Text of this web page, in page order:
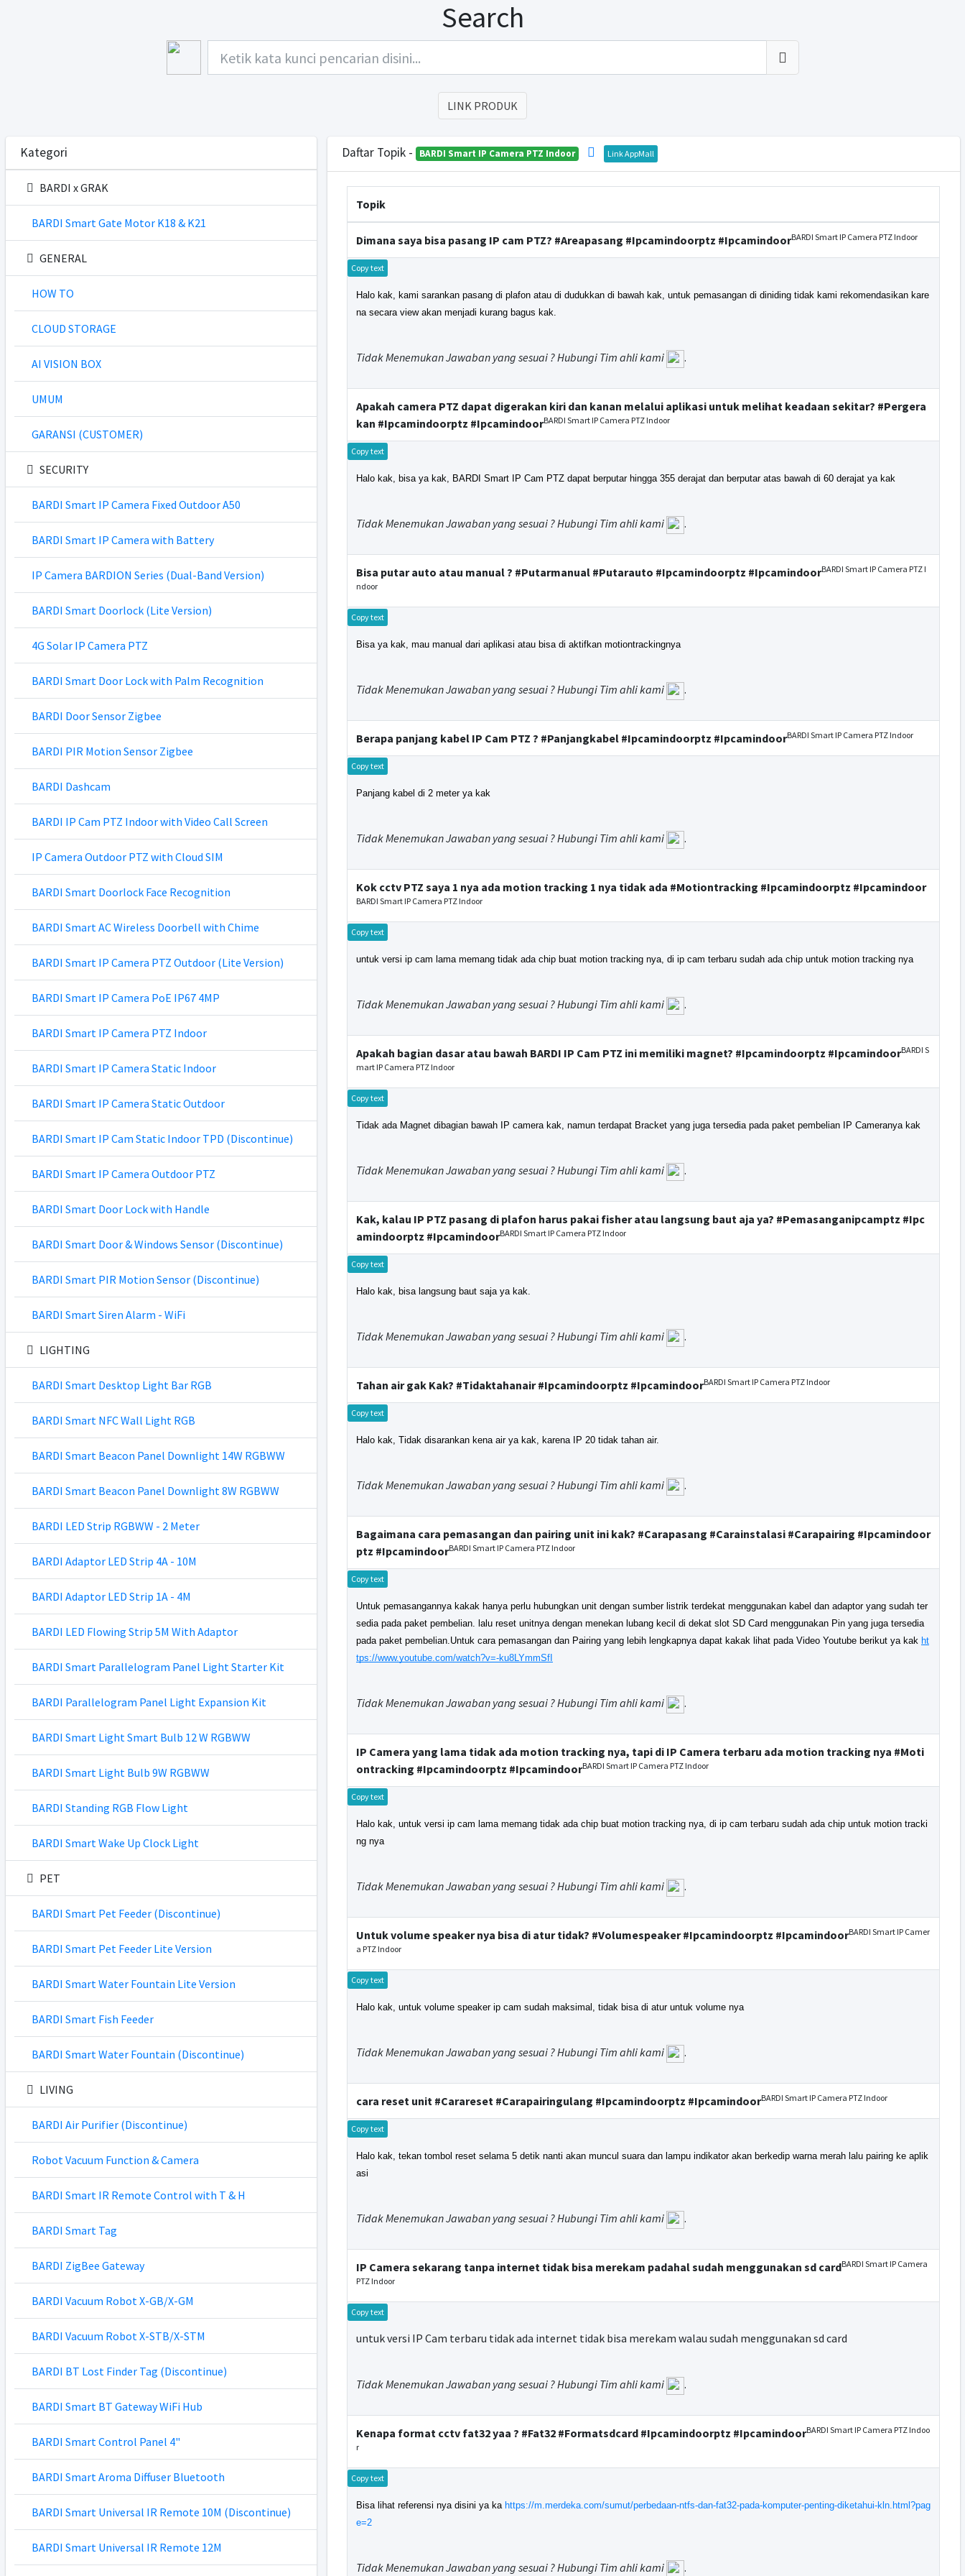
Search
LINK PRODUK
Kategori
BARDI x GRAK
BARDI Smart Gate Motor K18 & K21
GENERAL
HOW TO
CLOUD STORAGE
AI VISION BOX
UMUM
GARANSI (CUSTOMER)
SECURITY
BARDI Smart IP Camera Fixed Outdoor A50
BARDI Smart IP Camera with Battery
IP Camera BARDION Series (Dual-Band Version)
BARDI Smart Doorlock (Lite Version)
4G Solar IP Camera PTZ
BARDI Smart Door Lock with Palm Recognition
BARDI Door Sensor Zigbee
BARDI PIR Motion Sensor Zigbee
BARDI Dashcam
BARDI IP Cam PTZ Indoor with Video Call Screen
IP Camera Outdoor PTZ with Cloud SIM
BARDI Smart Doorlock Face Recognition
BARDI Smart AC Wireless Doorbell with Chime
BARDI Smart IP Camera PTZ Outdoor (Lite Version)
BARDI Smart IP Camera PoE IP67 4MP
BARDI Smart IP Camera PTZ Indoor
BARDI Smart IP Camera Static Indoor
BARDI Smart IP Camera Static Outdoor
BARDI Smart IP Cam Static Indoor TPD (Discontinue)
BARDI Smart IP Camera Outdoor PTZ
BARDI Smart Door Lock with Handle
BARDI Smart Door & Windows Sensor (Discontinue)
BARDI Smart PIR Motion Sensor (Discontinue)
BARDI Smart Siren Alarm - WiFi
LIGHTING
BARDI Smart Desktop Light Bar RGB
BARDI Smart NFC Wall Light RGB
BARDI Smart Beacon Panel Downlight 14W RGBWW
BARDI Smart Beacon Panel Downlight 8W RGBWW
BARDI LED Strip RGBWW - 2 Meter
BARDI Adaptor LED Strip 4A - 10M
BARDI Adaptor LED Strip 1A - 4M
BARDI LED Flowing Strip 5M With Adaptor
BARDI Smart Parallelogram Panel Light Starter Kit
BARDI Parallelogram Panel Light Expansion Kit
BARDI Smart Light Smart Bulb 12 W RGBWW
BARDI Smart Light Bulb 9W RGBWW
BARDI Standing RGB Flow Light
BARDI Smart Wake Up Clock Light
PET
BARDI Smart Pet Feeder (Discontinue)
BARDI Smart Pet Feeder Lite Version
BARDI Smart Water Fountain Lite Version
BARDI Smart Fish Feeder
BARDI Smart Water Fountain (Discontinue)
LIVING
BARDI Air Purifier (Discontinue)
Robot Vacuum Function & Camera
BARDI Smart IR Remote Control with T & H
BARDI Smart Tag
BARDI ZigBee Gateway
BARDI Vacuum Robot X-GB/X-GM
BARDI Vacuum Robot X-STB/X-STM
BARDI BT Lost Finder Tag (Discontinue)
BARDI Smart BT Gateway WiFi Hub
BARDI Smart Control Panel 4"
BARDI Smart Aroma Diffuser Bluetooth
BARDI Smart Universal IR Remote 10M (Discontinue)
BARDI Smart Universal IR Remote 12M
Daftar Topik - BARDI Smart IP Camera PTZ Indoor Link AppMall
Topik
Dimana saya bisa pasang IP cam PTZ? #Areapasang #Ipcamindoorptz #IpcamindoorBARDI Smart IP Camera PTZ Indoor
Copy text
Halo kak, kami sarankan pasang di plafon atau di dudukkan di bawah kak, untuk pemasangan di diniding tidak kami rekomendasikan kare
na secara view akan menjadi kurang bagus kak.
Tidak Menemukan Jawaban yang sesuai ? Hubungi Tim ahli kami .
Apakah camera PTZ dapat digerakan kiri dan kanan melalui aplikasi untuk melihat keadaan sekitar? #Pergera
kan #Ipcamindoorptz #IpcamindoorBARDI Smart IP Camera PTZ Indoor
Copy text
Halo kak, bisa ya kak, BARDI Smart IP Cam PTZ dapat berputar hingga 355 derajat dan berputar atas bawah di 60 derajat ya kak
Tidak Menemukan Jawaban yang sesuai ? Hubungi Tim ahli kami .
Bisa putar auto atau manual ? #Putarmanual #Putarauto #Ipcamindoorptz #IpcamindoorBARDI Smart IP Camera PTZ I
ndoor
Copy text
Bisa ya kak, mau manual dari aplikasi atau bisa di aktifkan motiontrackingnya
Tidak Menemukan Jawaban yang sesuai ? Hubungi Tim ahli kami .
Berapa panjang kabel IP Cam PTZ ? #Panjangkabel #Ipcamindoorptz #IpcamindoorBARDI Smart IP Camera PTZ Indoor
Copy text
Panjang kabel di 2 meter ya kak
Tidak Menemukan Jawaban yang sesuai ? Hubungi Tim ahli kami .
Kok cctv PTZ saya 1 nya ada motion tracking 1 nya tidak ada #Motiontracking #Ipcamindoorptz #Ipcamindoor
BARDI Smart IP Camera PTZ Indoor
Copy text
untuk versi ip cam lama memang tidak ada chip buat motion tracking nya, di ip cam terbaru sudah ada chip untuk motion tracking nya
Tidak Menemukan Jawaban yang sesuai ? Hubungi Tim ahli kami .
Apakah bagian dasar atau bawah BARDI IP Cam PTZ ini memiliki magnet? #Ipcamindoorptz #IpcamindoorBARDI S
mart IP Camera PTZ Indoor
Copy text
Tidak ada Magnet dibagian bawah IP camera kak, namun terdapat Bracket yang juga tersedia pada paket pembelian IP Cameranya kak
Tidak Menemukan Jawaban yang sesuai ? Hubungi Tim ahli kami .
Kak, kalau IP PTZ pasang di plafon harus pakai fisher atau langsung baut aja ya? #Pemasanganipcamptz #Ipc
amindoorptz #IpcamindoorBARDI Smart IP Camera PTZ Indoor
Copy text
Halo kak, bisa langsung baut saja ya kak.
Tidak Menemukan Jawaban yang sesuai ? Hubungi Tim ahli kami .
Tahan air gak Kak? #Tidaktahanair #Ipcamindoorptz #IpcamindoorBARDI Smart IP Camera PTZ Indoor
Copy text
Halo kak, Tidak disarankan kena air ya kak, karena IP 20 tidak tahan air.
Tidak Menemukan Jawaban yang sesuai ? Hubungi Tim ahli kami .
Bagaimana cara pemasangan dan pairing unit ini kak? #Carapasang #Carainstalasi #Carapairing #Ipcamindoor
ptz #IpcamindoorBARDI Smart IP Camera PTZ Indoor
Copy text
Untuk pemasangannya kakak hanya perlu hubungkan unit dengan sumber listrik terdekat menggunakan kabel dan adaptor yang sudah ter
sedia pada paket pembelian. lalu reset unitnya dengan menekan lubang kecil di dekat slot SD Card menggunakan Pin yang juga tersedia
pada paket pembelian.Untuk cara pemasangan dan Pairing yang lebih lengkapnya dapat kakak lihat pada Video Youtube berikut ya kak ht
tps://www.youtube.com/watch?v=-ku8LYmmSfI
Tidak Menemukan Jawaban yang sesuai ? Hubungi Tim ahli kami .
IP Camera yang lama tidak ada motion tracking nya, tapi di IP Camera terbaru ada motion tracking nya #Moti
ontracking #Ipcamindoorptz #IpcamindoorBARDI Smart IP Camera PTZ Indoor
Copy text
Halo kak, untuk versi ip cam lama memang tidak ada chip buat motion tracking nya, di ip cam terbaru sudah ada chip untuk motion tracki
ng nya
Tidak Menemukan Jawaban yang sesuai ? Hubungi Tim ahli kami .
Untuk volume speaker nya bisa di atur tidak? #Volumespeaker #Ipcamindoorptz #IpcamindoorBARDI Smart IP Camer
a PTZ Indoor
Copy text
Halo kak, untuk volume speaker ip cam sudah maksimal, tidak bisa di atur untuk volume nya
Tidak Menemukan Jawaban yang sesuai ? Hubungi Tim ahli kami .
cara reset unit #Carareset #Carapairingulang #Ipcamindoorptz #IpcamindoorBARDI Smart IP Camera PTZ Indoor
Copy text
Halo kak, tekan tombol reset selama 5 detik nanti akan muncul suara dan lampu indikator akan berkedip warna merah lalu pairing ke aplik
asi
Tidak Menemukan Jawaban yang sesuai ? Hubungi Tim ahli kami .
IP Camera sekarang tanpa internet tidak bisa merekam padahal sudah menggunakan sd cardBARDI Smart IP Camera
PTZ Indoor
Copy text
untuk versi IP Cam terbaru tidak ada internet tidak bisa merekam walau sudah menggunakan sd card
Tidak Menemukan Jawaban yang sesuai ? Hubungi Tim ahli kami .
Kenapa format cctv fat32 yaa ? #Fat32 #Formatsdcard #Ipcamindoorptz #IpcamindoorBARDI Smart IP Camera PTZ Indoo
r
Copy text
Bisa lihat referensi nya disini ya ka https://m.merdeka.com/sumut/perbedaan-ntfs-dan-fat32-pada-komputer-penting-diketahui-kln.html?pag
e=2
Tidak Menemukan Jawaban yang sesuai ? Hubungi Tim ahli kami .